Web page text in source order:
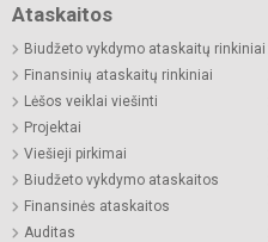
Ataskaitos
Biudžeto vykdymo ataskaitų rinkiniai
Finansinių ataskaitų rinkiniai
Lėšos veiklai viešinti
Projektai
Viešieji pirkimai
Biudžeto vykdymo ataskaitos
Finansinės ataskaitos
Auditas